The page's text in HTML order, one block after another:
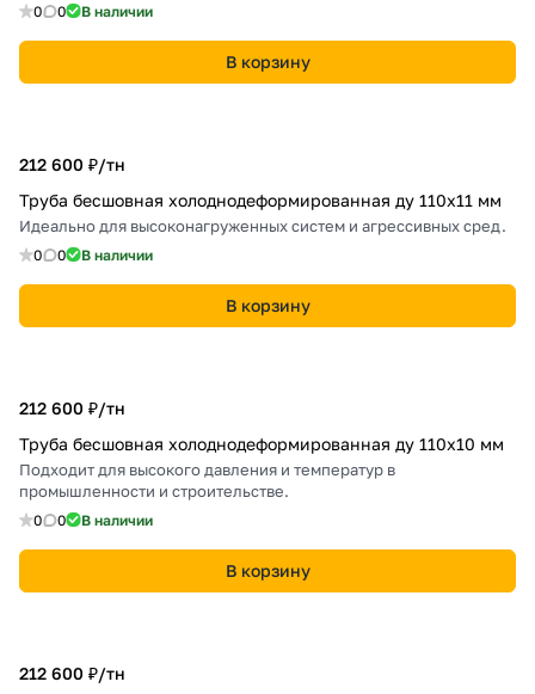
0 0 В наличии
В корзину
212 600 ₽/тн
Труба бесшовная холоднодеформированная ду 110х11 мм
Идеально для высоконагруженных систем и агрессивных сред.
0 0 В наличии
В корзину
212 600 ₽/тн
Труба бесшовная холоднодеформированная ду 110х10 мм
Подходит для высокого давления и температур в
промышленности и строительстве.
0 0 В наличии
В корзину
212 600 ₽/тн